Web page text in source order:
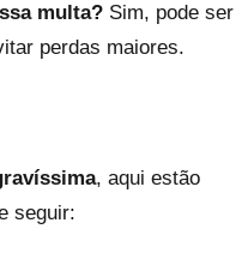
multa? Sim, pode ser
perdas maiores.
, aqui estão
seguir: